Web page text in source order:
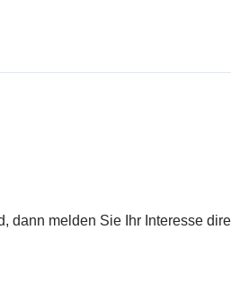
dann melden Sie Ihr Interesse